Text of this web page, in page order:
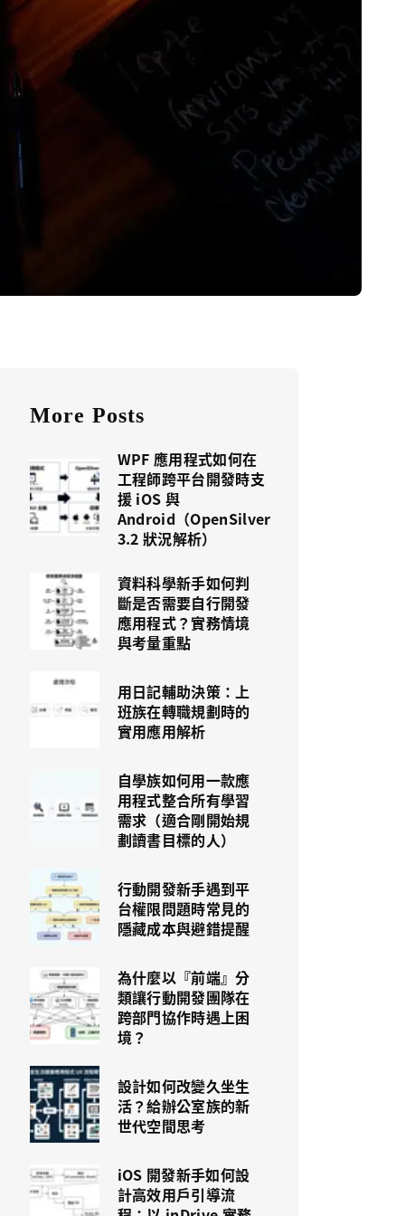
More Posts
WPF 應用程式如何在
工程師跨平台開發時支
援 iOS 與
Android（OpenSilver
3.2 狀況解析）
資料科學新手如何判
斷是否需要自行開發
應用程式？實務情境
與考量重點
用日記輔助決策：上
班族在轉職規劃時的
實用應用解析
自學族如何用一款應
用程式整合所有學習
需求（適合剛開始規
劃讀書目標的人）
行動開發新手遇到平
台權限問題時常見的
隱藏成本與避錯提醒
為什麼以『前端』分
類讓行動開發團隊在
跨部門協作時遇上困
境？
設計如何改變久坐生
活？給辦公室族的新
世代空間思考
iOS 開發新手如何設
計高效用戶引導流